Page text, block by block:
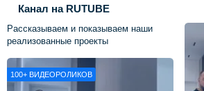
Канал на RUTUBE
Рассказываем и показываем наши
реализованные проекты
100+ ВИДЕОРОЛИКОВ